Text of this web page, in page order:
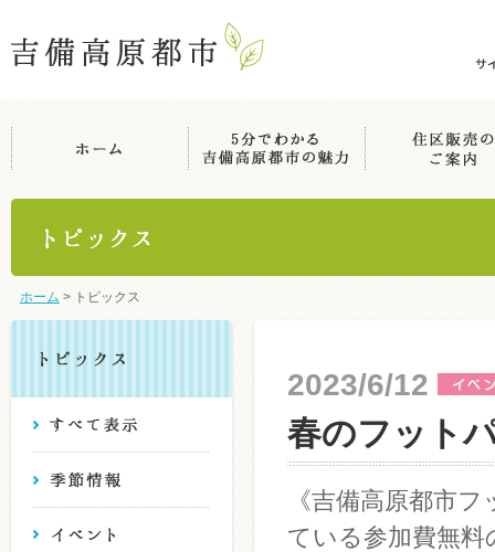
ホーム > トピックス
2023/6/12
春のフット
《吉備高原都市
ている参加費無